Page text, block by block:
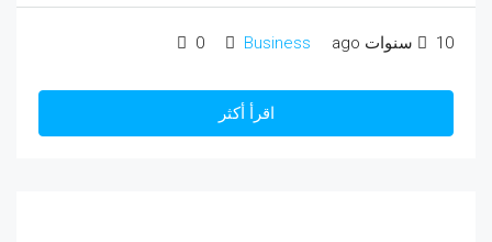
10 سنوات ago Business
0
اقرأ أكثر